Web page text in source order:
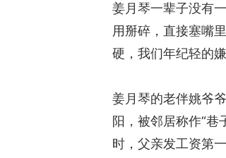
姜月琴一辈子没有
用掰碎，直接塞嘴
硬，我们年纪轻的
姜月琴的老伴姚爷
阳，被邻居称作“巷
时，父亲发工资第